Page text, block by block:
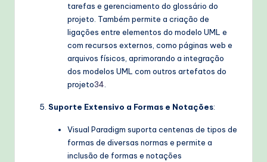
tarefas e gerenciamento do glossário do
projeto. Também permite a criação de
ligações entre elementos do modelo UML e
com recursos externos, como páginas web e
arquivos físicos, aprimorando a integração
dos modelos UML com outros artefatos do
projeto34
Suporte Extensivo a Formas e Notações:
Visual Paradigm suporta centenas de tipos de
formas de diversas normas e permite a
inclusão de formas e notações